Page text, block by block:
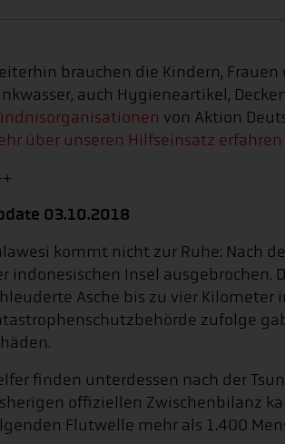
brauchen die Kindern,
auch Hygieneartikel,
von Aktion
über unseren Hilfseinsatz erfahren
03.10.2018
kommt nicht zur Ruhe: Nach
indonesischen Insel ausgebrochen.
Asche bis zu vier Kilometer
zufolge
finden unterdessen nach der
offiziellen Zwischenbilanz
Flutwelle mehr als 1.400